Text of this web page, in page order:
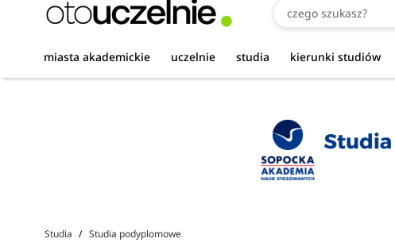
miasta akademickie uczelnie studia kierunki studiów
Studia Studia podyplomowe